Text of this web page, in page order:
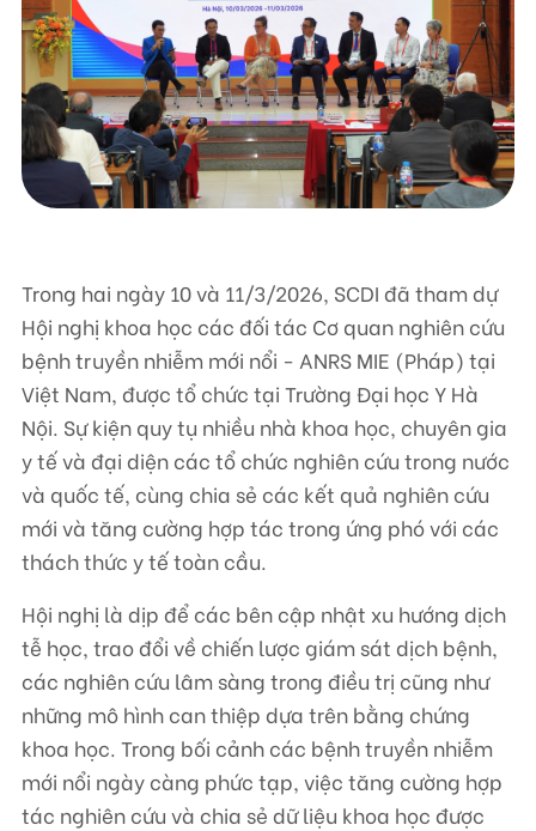
Liên hệ
TRUNG TÂM HỖ TRỢ SÁNG KIẾN PHÁT TRIỂN CỘNG ĐỒNG
Số 9, ngõ 165/30 Thái Hà, phường Đống Đa, thành phố Hà Nội, Việt Nam
Điện thoại: +84-24-3572 0689
Email: scdi@scdi.org.vn
Trong hai ngày 10 và 11/3/2026, SCDI đã tham dự
Hội nghị khoa học các đối tác Cơ quan nghiên cứu
bệnh truyền nhiễm mới nổi - ANRS MIE (Pháp) tại
Việt Nam, được tổ chức tại Trường Đại học Y Hà
Nội. Sự kiện quy tụ nhiều nhà khoa học, chuyên gia
y tế và đại diện các tổ chức nghiên cứu trong nước
và quốc tế, cùng chia sẻ các kết quả nghiên cứu
mới và tăng cường hợp tác trong ứng phó với các
thách thức y tế toàn cầu.
Hội nghị là dịp để các bên cập nhật xu hướng dịch
tễ học, trao đổi về chiến lược giám sát dịch bệnh,
các nghiên cứu lâm sàng trong điều trị cũng như
những mô hình can thiệp dựa trên bằng chứng
khoa học. Trong bối cảnh các bệnh truyền nhiễm
mới nổi ngày càng phức tạp, việc tăng cường hợp
tác nghiên cứu và chia sẻ dữ liệu khoa học được